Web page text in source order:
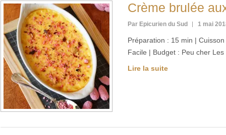
Crème brulée
Par Epicurien du Sud 1 mai
Préparation : 15 min |
Facile | Budget : Peu cher
Lire la suite